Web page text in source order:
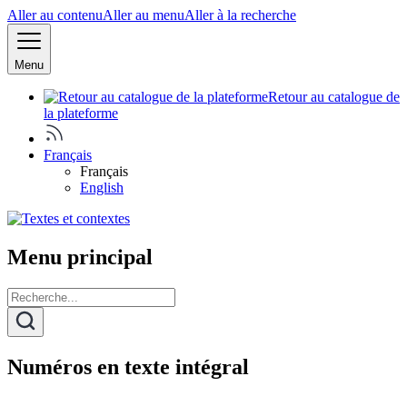
Aller au contenuAller au menuAller à la recherche
Menu
Retour au catalogue de
la plateforme
Français
Français
English
Menu principal
Numéros en texte intégral